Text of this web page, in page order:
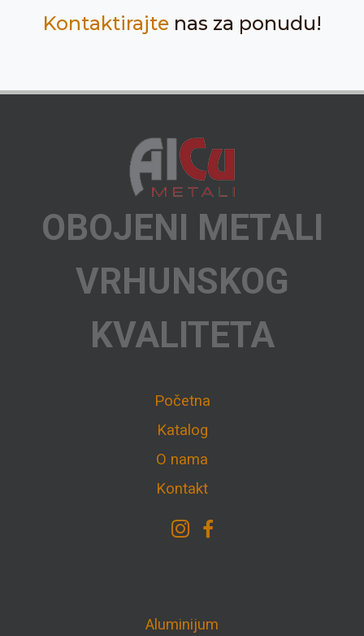
Kontaktirajtenas za ponudu!
OBOJENI METALI
VRHUNSKOG
KVALITETA
Početna
Katalog
O nama
Kontakt
Aluminijum